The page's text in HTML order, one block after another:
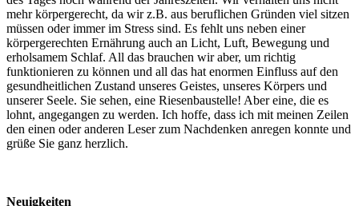
mehr körpergerecht, da wir z.B. aus beruflichen Gründen viel sitzen
müssen oder immer im Stress sind. Es fehlt uns neben einer
körpergerechten Ernährung auch an Licht, Luft, Bewegung und
erholsamem Schlaf. All das brauchen wir aber, um richtig
funktionieren zu können und all das hat enormen Einfluss auf den
gesundheitlichen Zustand unseres Geistes, unseres Körpers und
unserer Seele. Sie sehen, eine Riesenbaustelle! Aber eine, die es
lohnt, angegangen zu werden. Ich hoffe, dass ich mit meinen Zeilen
den einen oder anderen Leser zum Nachdenken anregen konnte und
grüße Sie ganz herzlich.
Neuigkeiten